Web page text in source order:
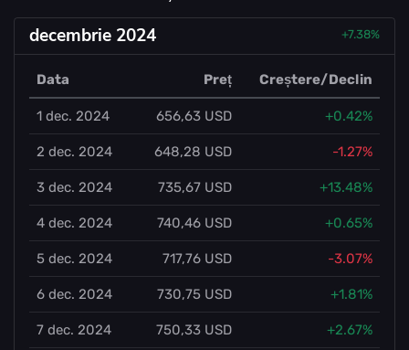
decembrie 2024 +7.38%
Data Preț Creștere/Declin
1 dec. 2024 656,63 USD +0.42%
2 dec. 2024 648,28 USD -1.27%
3 dec. 2024 735,67 USD +13.48%
4 dec. 2024 740,46 USD +0.65%
5 dec. 2024 717,76 USD -3.07%
6 dec. 2024 730,75 USD +1.81%
7 dec. 2024 750,33 USD +2.67%